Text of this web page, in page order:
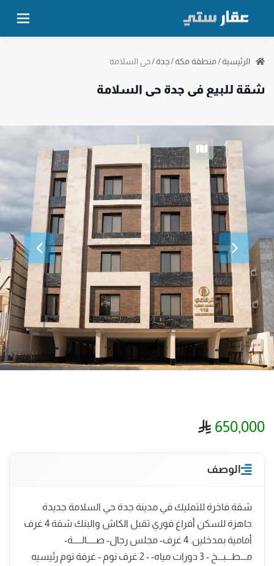
الرئيسية/منطقة مكة/جدة/حي السلامة
شقة للبيع في جدة حي السلامة
650,000
الوصف
شقة فاخرة للتمليك في مدينة جدة حي السلامة جديدة
جاهزة للسكن أفراغ فوري تقبل الكاش والبنك شقة 4 غرف
أمامية بمدخلين. 4 غرف- مجلس رجال- صـــــالـــــة-
مـــطـــبـــخ - 3 دورات مياه- - 2 غرف نوم - غرفة نوم رئيسيه